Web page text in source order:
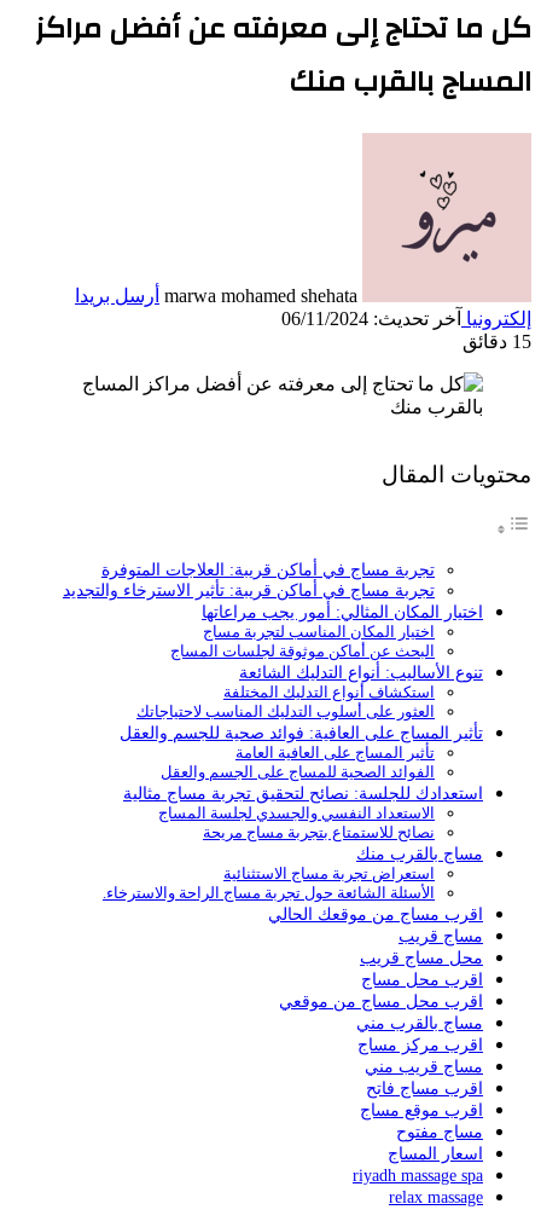
كل ما تحتاج إلى معرفته عن أفضل مراكز
المساج بالقرب منك
marwa mohamed shehata أرسل بريدا
إلكترونيا آخر تحديث: 06/11/2024
15 دقائق
محتويات المقال
تجربة مساج في أماكن قريبة: العلاجات المتوفرة
تجربة مساج في أماكن قريبة: تأثير الاسترخاء والتجديد
اختيار المكان المثالي: أمور يجب مراعاتها
اختيار المكان المناسب لتجربة مساج
البحث عن أماكن موثوقة لجلسات المساج
تنوع الأساليب: أنواع التدليك الشائعة
استكشاف أنواع التدليك المختلفة
العثور على أسلوب التدليك المناسب لاحتياجاتك
تأثير المساج على العافية: فوائد صحية للجسم والعقل
تأثير المساج على العافية العامة
الفوائد الصحية للمساج على الجسم والعقل
استعدادك للجلسة: نصائح لتحقيق تجربة مساج مثالية
الاستعداد النفسي والجسدي لجلسة المساج
نصائح للاستمتاع بتجربة مساج مريحة
مساج بالقرب منك
استعراض تجربة مساج الاستثنائية
الأسئلة الشائعة حول تجربة مساج الراحة والاسترخاء.
اقرب مساج من موقعك الحالي
مساج قريب
محل مساج قريب
اقرب محل مساج
اقرب محل مساج من موقعي
مساج بالقرب مني
اقرب مركز مساج
مساج قريب مني
اقرب مساج فاتح
اقرب موقع مساج
مساج مفتوح
اسعار المساج
riyadh massage spa
relax massage